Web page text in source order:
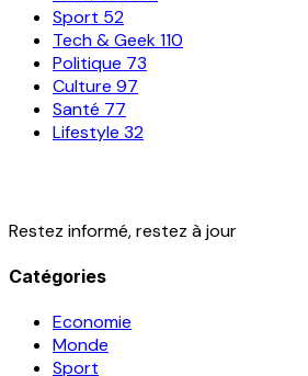
Sport 52
Tech & Geek110
Politique 73
Culture 97
Santé 77
Lifestyle 32
Restez informé, restez à jour
Catégories
Economie
Monde
Sport